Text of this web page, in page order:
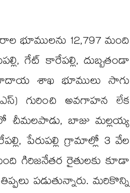
భూములను 12,797 మంది
గేట్ కారేపల్లి, దుబ్బతండా
శాఖ భూములు సాగు
గురించి అవగాహన లేక
చీమలపాడు, బాజు మల్లయ్య
పేరుపల్లి గ్రామాల్లో 3 వేల
గిరిజనేతర రైతులకు కూడా
పడుతున్నారు. మరికొన్ని